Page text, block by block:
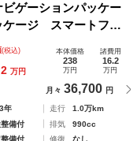
ゲーションパッケー
ケージ スマートフォ
(税込)
2 万円
本体価格
238
万円
諸費用
16.2
万円
月々 36,700 円
年 走行
1.0万km
備付 排気
990cc
備付 修復
なし